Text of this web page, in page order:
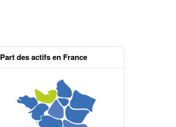
Part des actifs en France